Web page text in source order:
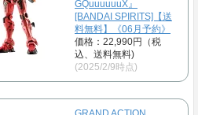
GQuuuuuuX』
[BANDAI SPIRITS]【送
料無料】《06月予約》
価格：22,990円（税
込、送料無料)
(2025/2/9時点)